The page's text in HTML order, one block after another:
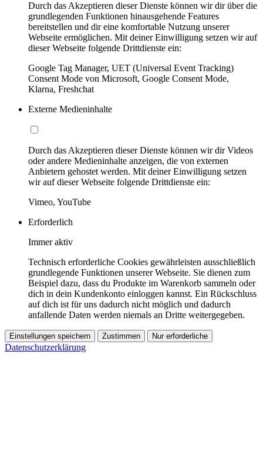
Durch das Akzeptieren dieser Dienste können wir dir über die
grundlegenden Funktionen hinausgehende Features
bereitstellen und dir eine komfortable Nutzung unserer
Webseite ermöglichen. Mit deiner Einwilligung setzen wir auf
dieser Webseite folgende Drittdienste ein:
Google Tag Manager, UET (Universal Event Tracking)
Consent Mode von Microsoft, Google Consent Mode,
Klarna, Freshchat
Externe Medieninhalte
Durch das Akzeptieren dieser Dienste können wir dir Videos
oder andere Medieninhalte anzeigen, die von externen
Anbietern gehostet werden. Mit deiner Einwilligung setzen
wir auf dieser Webseite folgende Drittdienste ein:
Vimeo, YouTube
Erforderlich
Immer aktiv
Technisch erforderliche Cookies gewährleisten ausschließlich
grundlegende Funktionen unserer Webseite. Sie dienen zum
Beispiel dazu, dass du Produkte im Warenkorb sammeln oder
dich in dein Kundenkonto einloggen kannst. Ein Rückschluss
auf dich ist für uns dadurch nicht möglich und dadurch
anfallende Daten werden niemals an Dritte weitergegeben.
Einstellungen speichern Zustimmen Nur erforderliche
Datenschutzerklärung